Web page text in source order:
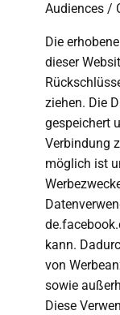
Audiences /
Die
dieser
ziehen. Die
gespeichert
Verbindung
möglich ist
kann.
von
sowie
Diese